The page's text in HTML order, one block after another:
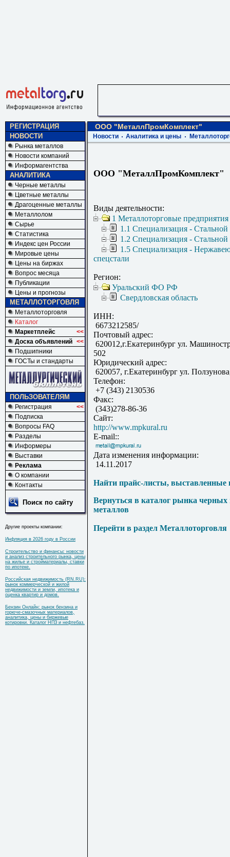
РЕГИСТРАЦИЯ
НОВОСТИ
Рынка металлов
Новости компаний
Информагентства
АНАЛИТИКА
Черные металлы
Цветные металлы
Драгоценные металлы
Металлолом
Сырье
Статистика
Индекс цен России
Мировые цены
Цены на биржах
Вопрос месяца
Публикации
Цены и прогнозы
МЕТАЛЛОТОРГОВЛЯ
Металлоторговля
Каталог
Маркетплейс
<<
Доска объявлений <<
Подшипники
ГОСТы и стандарты
ПОЛЬЗОВАТЕЛЯМ
Регистрация
<<
Подписка
Вопросы FAQ
Разделы
Информеры
Выставки
Реклама
О компании
Контакты
Поиск по сайту
Другие проекты компании:
Инфляция в 2026 году в России
Строительство и финансы: новости
и анализ строительного рынка, цены
на жилье и стройматериалы, ставки
по ипотеке.
Российская недвижимость (RN.RU):
рынок коммерческой и жилой
недвижимости и земли, ипотека и
оценка квартир и домов.
Бензин Онлайн: рынок бензина и
горюче-смазочных материалов,
аналитика, цены и биржевые
котировки. Каталог НПЗ и нефтебаз.
ООО "МеталлПромКомплект"
Новости Аналитика и цены
ООО "МеталлПромКомплект"
Виды деятельности:
1 Металлоторговые
1.1 Специализация - Стальной
1.2 Специализация -
1.5 Специализация -
спецстали
Регион:
Уральский ФО РФ
Свердловская область
ИНН:
6673212585/
Почтовый адрес:
620012,г.Екатеринбург ул.
502
Юридический адрес:
620057, г.Екатеринбург ул.
Телефон:
+7 (343) 2130536
Факс:
(343)278-86-36
Сайт:
http://www.mpkural.ru
E-mail::
Дата изменения информации:
14.11.2017
Найти прайс-листы, выставленные
Вернуться в каталог рынка
металлов
Перейти в раздел Металлоторговля